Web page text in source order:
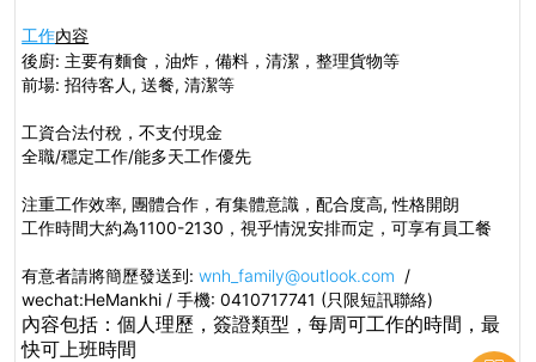
工作內容
後廚: 主要有麵食，油炸，備料，清潔，整理貨物等
前場:招待客人 ,送餐,清潔等
工資合法付稅，不支付現金
全職/穩定工作/能多天工作優先
注重工作效率, 團體合作，有集體意識，配合度高,性格開朗
工作時間大約為1100-2130，視乎情況安排而定，可享有員工餐
有意者請將簡歷發送到: wnh_family@outlook.com /
wechat:HeMankhi / 手機: 0410717741 (只限短訊聯絡)
內容包括：個人理歷 ，簽證類型，每周可工作的時間，最
快可上班時間